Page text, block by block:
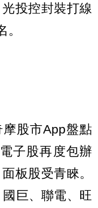
投控封裝打線
股市App盤點
子股再度包辦
板股受青睞。
巨、聯電、旺